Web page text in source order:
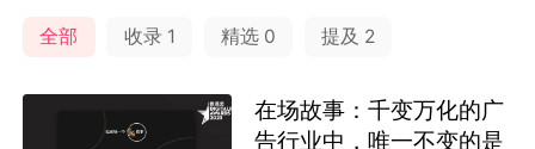
全部 收录 1 精选 0 提及 2
在场故事：千变万化的广
告行业中，唯一不变的是